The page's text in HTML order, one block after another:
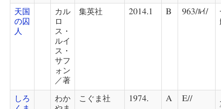
天国
の囚
人
カル
ロ
ス・
ルイ
ス・
サフ
ォン
／著
集英社 2014.1 B 963/ﾙｲ/
しろ
わか
こぐま社 1974. A E//